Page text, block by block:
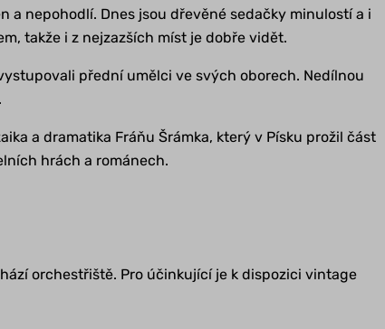
a nepohodlí. Dnes jsou dřevěné sedačky minulostí a i
takže i z nejzazších míst je dobře vidět.
přední umělci ve svých oborech. Nedílnou
a dramatika Fráňu Šrámka, který v Písku prožil část
hrách a románech.
orchestřiště. Pro účinkující je k dispozici vintage